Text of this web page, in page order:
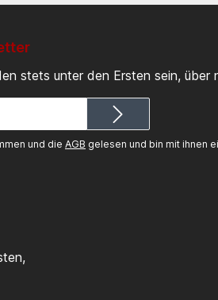
stets unter den Ersten sein,
und die AGB gelesen und bin mit ihnen